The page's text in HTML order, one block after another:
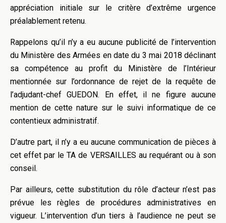
appréciation initiale sur le critère d’extrême urgence
préalablement retenu.
Rappelons qu’il n’y a eu aucune publicité de l’intervention
du Ministère des Armées en date du 3 mai 2018 déclinant
sa compétence au profit du Ministère de l’Intérieur
mentionnée sur l’ordonnance de rejet de la requête de
l’adjudant-chef GUEDON. En effet, il ne figure aucune
mention de cette nature sur le suivi informatique de ce
contentieux administratif.
D’autre part, il n’y a eu aucune communication de pièces à
cet effet par le TA de VERSAILLES au requérant ou à son
conseil.
Par ailleurs, cette substitution du rôle d’acteur n’est pas
prévue les règles de procédures administratives en
vigueur. L’intervention d’un tiers à l’audience ne peut se